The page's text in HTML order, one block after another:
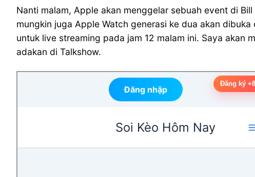
Nanti malam, Apple akan menggelar sebuah event di
mungkin juga Apple Watch generasi ke dua akan
untuk live streaming pada jam 12 malam ini. Saya akan
adakan di Talkshow.